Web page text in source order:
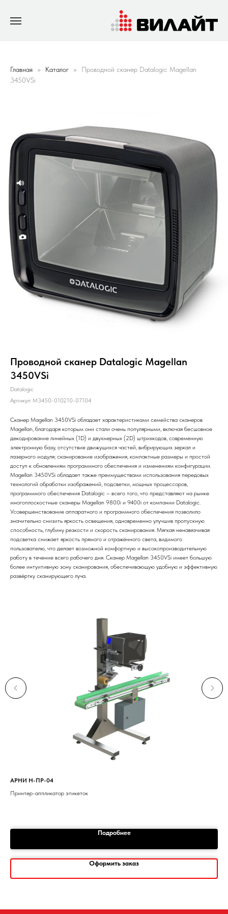
Главная Каталог
Проводной сканер Datalogic Magellan
3450VSi
Проводной сканер Datalogic Magellan
3450VSi
Datalogic
Артикул: M3450-010210-07104
Сканер Magellan 3450VSi обладает характеристиками семейства сканеров
Magellan, благодаря которым они стали очень популярными, включая бесшовное
декодирование линейных (1D) и двухмерных (2D) штрихкодов, современную
электронную базу, отсутствие движущихся частей, вибрирующих зеркал и
лазерного модуля; сканирование изображения, компактные размеры и простой
доступ к обновлениям программного обеспечения и изменениям конфигурации.
Magellan 3450VSi обладает также преимуществами использования передовых
технологий обработки изображений, подсветки, мощных процессоров,
программного обеспечения Datalogic – всего того, что представляют на рынке
многоплоскостные сканеры Magellan 9800i и 9400i от компании Datalogic.
Усовершенствование аппаратного и программного обеспечения позволило
значительно снизить яркость освещения, одновременно улучшив пропускную
способность, глубину резкости и скорость сканирования. Мягкая ненавязчивая
подсветка снижает яркость прямого и отражённого света, видимого
пользователю, что делает возможной комфортную и высокопроизводительную
работу в течение всего рабочего дня. Сканер Magellan 3450VSi имеет большую
более интуитивную зону сканирования, обеспечивающую удобную и эффективную
развёртку сканирующего луча.
АРНИ Н-ПР-04
Принтер-аппликатор этикеток
Подробнее
Оформить заказ